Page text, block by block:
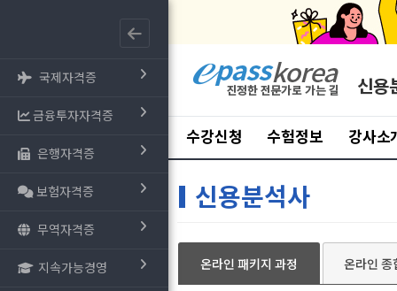
국제자격증
금융투자자격증
은행자격증
보험자격증
무역자격증
지속가능경영
신용
수강신청 수험정보 강사소
신용분석사
온라인 패키지 과정 온라인 종